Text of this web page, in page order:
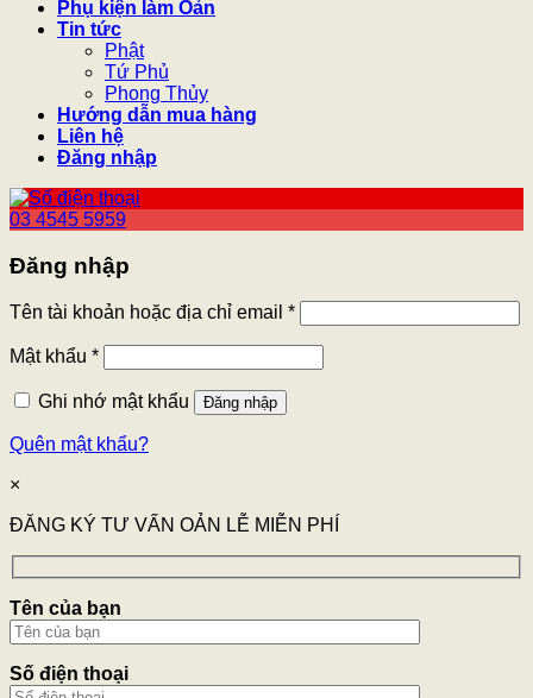
Phụ kiện làm Oản
Tin tức
Phật
Tứ Phủ
Phong Thủy
Hướng dẫn mua hàng
Liên hệ
Đăng nhập
03 4545 5959
Đăng nhập
Tên tài khoản hoặc địa chỉ email *
Mật khẩu *
Ghi nhớ mật khẩu Đăng nhập
Quên mật khẩu?
×
ĐĂNG KÝ TƯ VẤN OẢN LỄ MIỄN PHÍ
Tên của bạn
Số điện thoại